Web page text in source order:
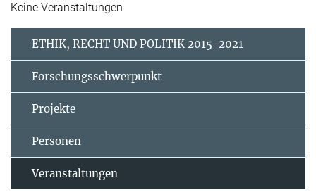
Keine Veranstaltungen
ETHIK, RECHT UND POLITIK 2015-2021
Forschungsschwerpunkt
Projekte
Personen
Veranstaltungen